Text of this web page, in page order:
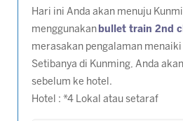
Hari ini Anda akan menuju
menggunakan bullet train 2nd
merasakan pengalaman
Setibanya di Kunming, Anda
sebelum ke hotel.
Hotel : *4 Lokal atau setaraf